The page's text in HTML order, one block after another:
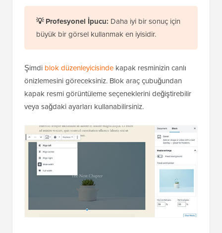
💡 Profesyonel İpucu: Daha iyi bir sonuç için
büyük bir görsel kullanmak en iyisidir.
Şimdi blok düzenleyicisinde kapak resminizin canlı
önizlemesini göreceksiniz. Blok araç çubuğundan
kapak resmi görüntüleme seçeneklerini değiştirebilir
veya sağdaki ayarları kullanabilirsiniz.